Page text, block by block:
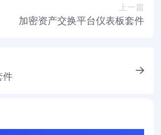
上一篇
加密资产交换平台仪表板套件
件